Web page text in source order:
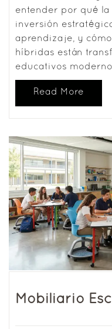
entender por qué la
inversión
aprendizaje, y
híbridas están
educativos
Read More
Mobiliario